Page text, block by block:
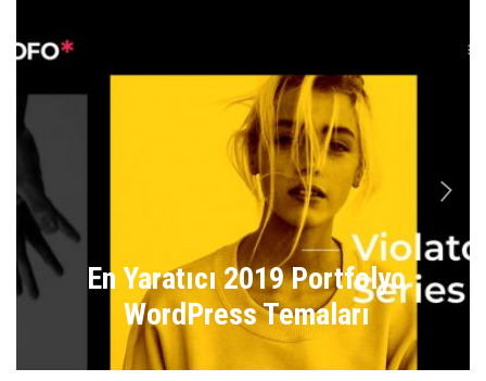
En Yaratıcı 2019 Portfolyo
WordPress Temaları